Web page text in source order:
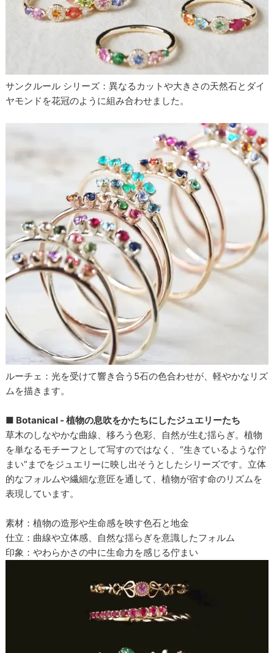
サンクルール シリーズ：異なるカットや大きさの天然石とダイ
ヤモンドを花冠のように組み合わせました。
ルーチェ：光を受けて響き合う5石の色合わせが、軽やかなリズ
ムを描きます。
■ Botanical - 植物の息吹をかたちにしたジュエリーたち
草木のしなやかな曲線、移ろう色彩、自然が生む揺らぎ。植物
を単なるモチーフとして写すのではなく、“生きているような佇
まい”までをジュエリーに映し出そうとしたシリーズです。立体
的なフォルムや繊細な意匠を通して、植物が宿す命のリズムを
表現しています。
素材：植物の造形や生命感を映す色石と地金
仕立：曲線や立体感、自然な揺らぎを意識したフォルム
印象：やわらかさの中に生命力を感じる佇まい